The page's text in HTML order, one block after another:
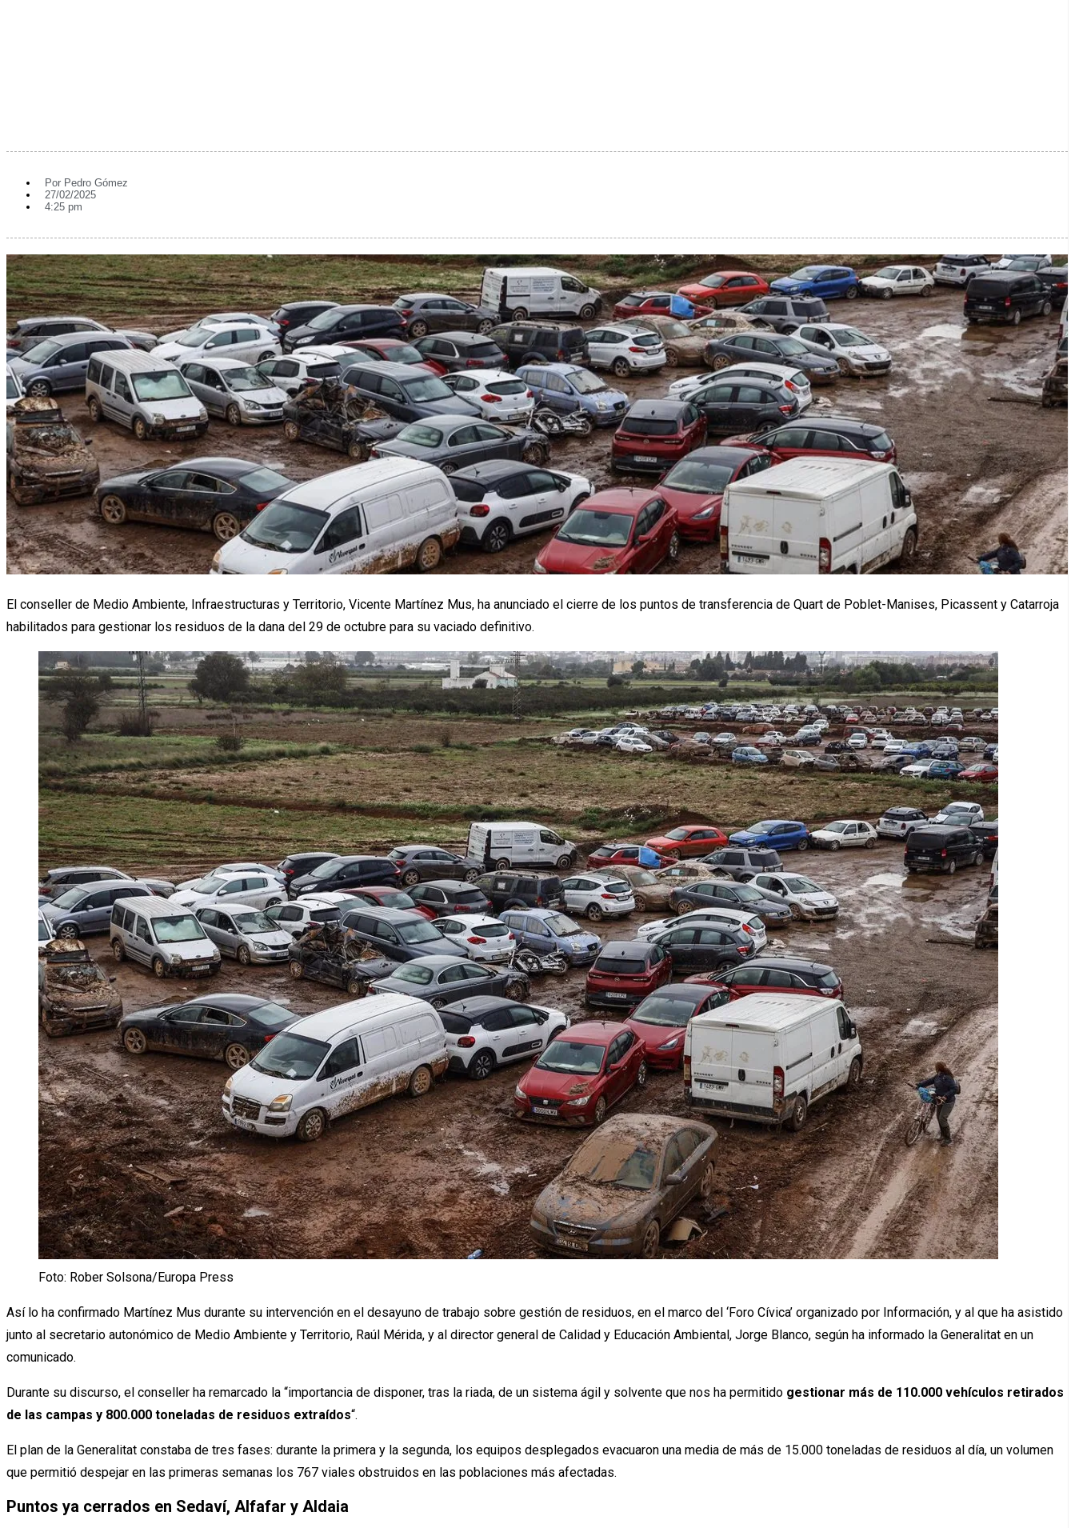
Por Pedro Gómez
27/02/2025
4:25 pm
El conseller de Medio Ambiente, Infraestructuras y Territorio, Vicente Martínez Mus, ha anunciado el cierre de los puntos de transferencia de Quart de Poblet-Manises, Picassent y Catarroja
habilitados para gestionar los residuos de la dana del 29 de octubre para su vaciado definitivo.
Foto: Rober Solsona/Europa Press
Así lo ha confirmado Martínez Mus durante su intervención en el desayuno de trabajo sobre gestión de residuos, en el marco del ‘Foro Cívica’ organizado por Información, y al que ha asistido
junto al secretario autonómico de Medio Ambiente y Territorio, Raúl Mérida, y al director general de Calidad y Educación Ambiental, Jorge Blanco, según ha informado la Generalitat en un
comunicado.
Durante su discurso, el conseller ha remarcado la “importancia de disponer, tras la riada, de un sistema ágil y solvente que nos ha permitido gestionar más de 110.000 vehículos retirados
de las campas y 800.000 toneladas de residuos extraídos“.
El plan de la Generalitat constaba de tres fases: durante la primera y la segunda, los equipos desplegados evacuaron una media de más de 15.000 toneladas de residuos al día, un volumen
que permitió despejar en las primeras semanas los 767 viales obstruidos en las poblaciones más afectadas.
Puntos ya cerrados en Sedaví, Alfafar y Aldaia